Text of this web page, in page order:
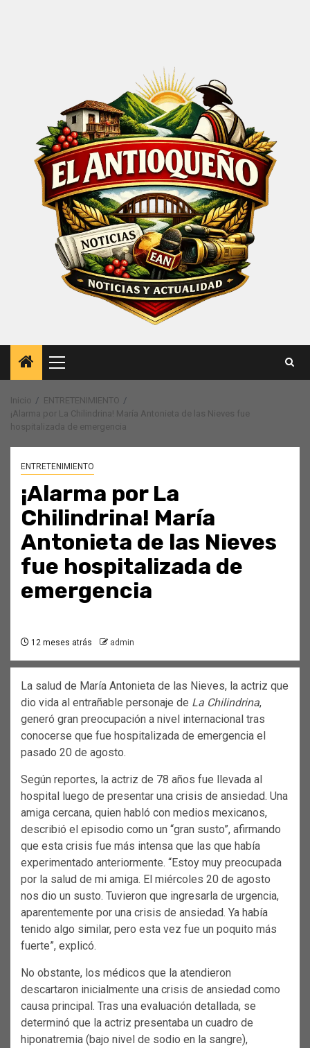
Menú
principal
Inicio
ENTRETENIMIENTO
¡Alarma por La Chilindrina! María Antonieta de las Nieves fue
hospitalizada de emergencia
ENTRETENIMIENTO
¡Alarma por La
Chilindrina! María
Antonieta de las Nieves
fue hospitalizada de
emergencia
12 meses atrás admin
La salud de María Antonieta de las Nieves, la actriz que
dio vida al entrañable personaje de La Chilindrina,
generó gran preocupación a nivel internacional tras
conocerse que fue hospitalizada de emergencia el
pasado 20 de agosto.
Según reportes, la actriz de 78 años fue llevada al
hospital luego de presentar una crisis de ansiedad. Una
amiga cercana, quien habló con medios mexicanos,
describió el episodio como un “gran susto”, afirmando
que esta crisis fue más intensa que las que había
experimentado anteriormente. “Estoy muy preocupada
por la salud de mi amiga. El miércoles 20 de agosto
nos dio un susto. Tuvieron que ingresarla de urgencia,
aparentemente por una crisis de ansiedad. Ya había
tenido algo similar, pero esta vez fue un poquito más
fuerte”, explicó.
No obstante, los médicos que la atendieron
descartaron inicialmente una crisis de ansiedad como
causa principal. Tras una evaluación detallada, se
determinó que la actriz presentaba un cuadro de
hiponatremia (bajo nivel de sodio en la sangre),